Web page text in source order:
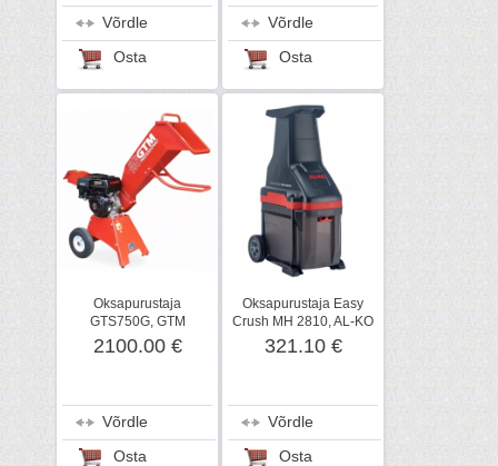
Võrdle
Osta
Võrdle
Osta
Oksapurustaja
GTS750G, GTM
2100.00 €
Võrdle
Osta
Oksapurustaja Easy
Crush MH 2810, AL-KO
321.10 €
Võrdle
Osta